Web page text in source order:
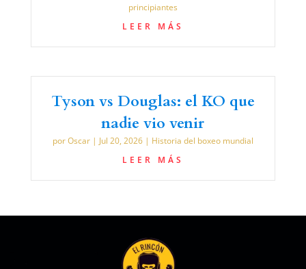
principiantes
LEER MÁS
Tyson vs Douglas: el KO que
nadie vio venir
porOscar| Jul 20, 2026| Historia del boxeo mundial
LEER MÁS